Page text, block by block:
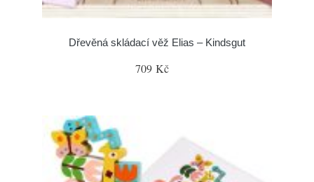
Dřevěná skládací věž Elias – Kindsgut
709 Kč